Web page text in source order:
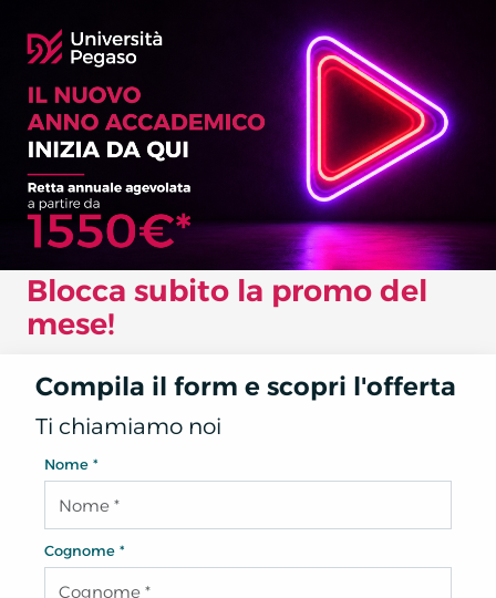
Blocca subito la promo del
mese!
Compila il form e scopri l'offerta
Ti chiamiamo noi
Nome *
Cognome *